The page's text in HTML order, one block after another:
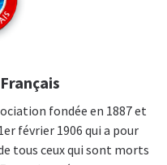
fondée en 1887 et
février 1906 qui a pour
tous ceux qui sont morts